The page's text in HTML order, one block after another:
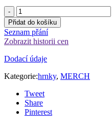
Přidat do košíku
Seznam přání
Zobrazit historii cen
Dodací údaje
Kategorie:hrnky, MERCH
Tweet
Share
Pinterest